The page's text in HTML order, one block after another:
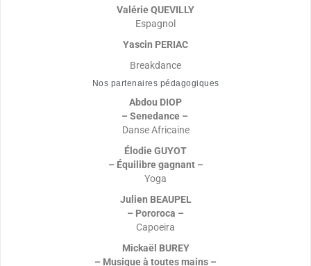
Valérie QUEVILLY
Espagnol
Yascin PERIAC
Breakdance
Nos partenaires pédagogiques
Abdou DIOP
– Senedance –
Danse Africaine
Élodie GUYOT
– Équilibre gagnant –
Yoga
Julien BEAUPEL
– Pororoca –
Capoeira
Mickaël BUREY
– Musique à toutes mains –